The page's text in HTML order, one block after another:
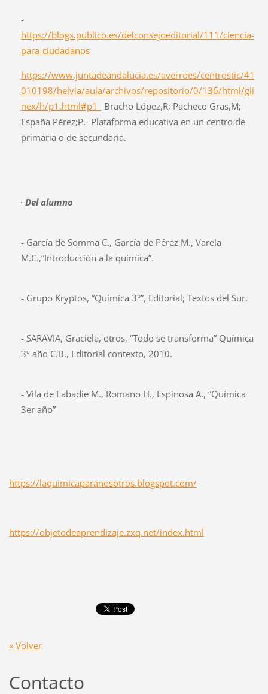
-
https://blogs.publico.es/delconsejoeditorial/111/ciencia-
para-ciudadanos
https://www.juntadeandalucia.es/averroes/centrostic/41
010198/helvia/aula/archivos/repositorio/0/136/html/gli
nex/h/p1.html#p1_
Bracho López,R; Pacheco Gras,M;
España Pérez;P.- Plataforma educativa en un centro de
primaria o de secundaria.
· Del alumno
- García de Somma C., García de Pérez M., Varela
M.C.,“Introducción a la química”.
- Grupo Kryptos, “Química 3°”, Editorial; Textos del Sur.
- SARAVIA, Graciela, otros, “Todo se transforma” Química
3º año C.B., Editorial contexto, 2010.
- Vila de Labadie M., Romano H., Espinosa A., “Química
3er año”
https://laquimicaparanosotros.blogspot.com/
https://objetodeaprendizaje.zxq.net/index.html
« Volver
Contacto